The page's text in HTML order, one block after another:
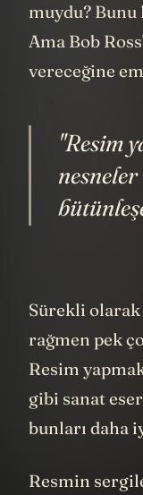
muydu?
Ama Bob
vereceğine
"Resim
Sürekli olarak
rağmen pek
Resim
gibi sanat
bunları daha
Resmin